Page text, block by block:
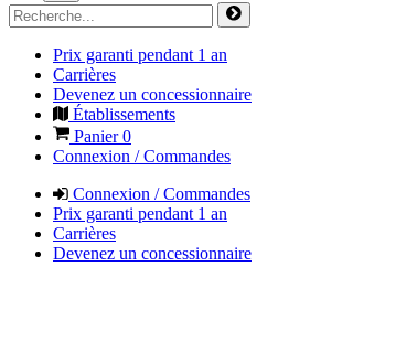
Prix garanti pendant 1 an
Carrières
Devenez un concessionnaire
Établissements
Panier0
Connexion / Commandes
Connexion / Commandes
Prix garanti pendant 1 an
Carrières
Devenez un concessionnaire